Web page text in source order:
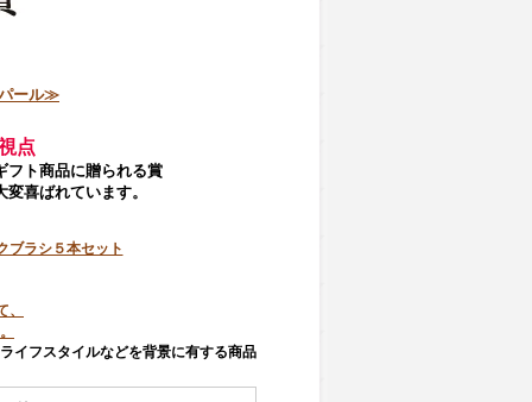
ール≫
点
フト商品に贈られる賞
喜ばれています。
ブラシ５本セット
、
イフスタイルなどを背景に有する商品